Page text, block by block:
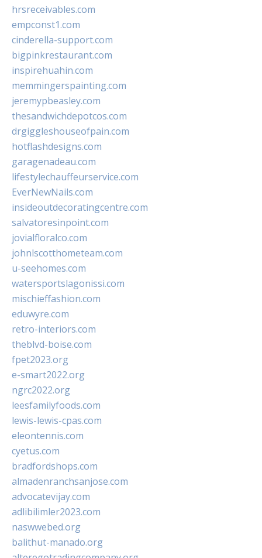
hrsreceivables.com
empconst1.com
cinderella-support.com
bigpinkrestaurant.com
inspirehuahin.com
memmingerspainting.com
jeremypbeasley.com
thesandwichdepotcos.com
drgiggleshouseofpain.com
hotflashdesigns.com
garagenadeau.com
lifestylechauffeurservice.com
EverNewNails.com
insideoutdecoratingcentre.com
salvatoresinpoint.com
jovialfloralco.com
johnlscotthometeam.com
u-seehomes.com
watersportslagonissi.com
mischieffashion.com
eduwyre.com
retro-interiors.com
theblvd-boise.com
fpet2023.org
e-smart2022.org
ngrc2022.org
leesfamilyfoods.com
lewis-lewis-cpas.com
eleontennis.com
cyetus.com
bradfordshops.com
almadenranchsanjose.com
advocatevijay.com
adlibilimler2023.com
naswwebed.org
balithut-manado.org